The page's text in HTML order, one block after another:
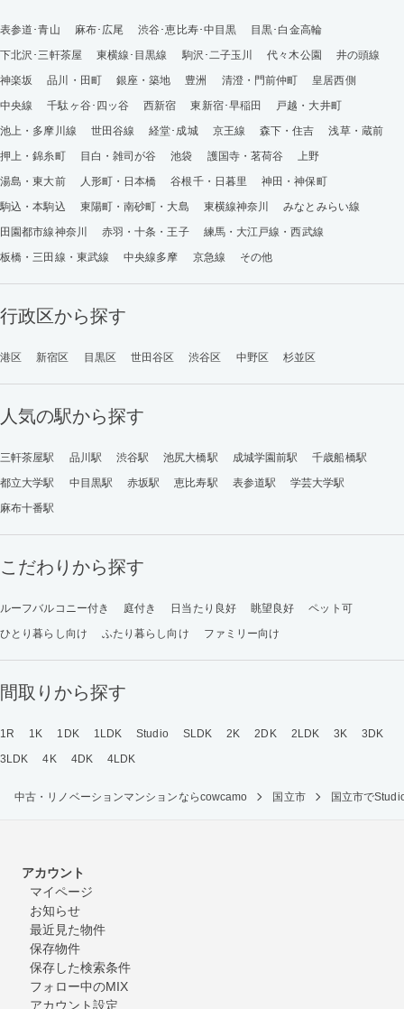
表参道･青山 麻布･広尾 渋谷･恵比寿･中目黒
目黒･白金高輪
下北沢･三軒茶屋
東横線･目黒線 駒沢･二子玉川 代々木公園
井の頭線
神楽坂
品川・田町 銀座・築地 豊洲 清澄・門前仲町
皇居西側
中央線
千駄ヶ谷･四ッ谷 西新宿 東新宿･早稲田
戸越・大井町
池上・多摩川線
世田谷線 経堂･成城 京王線 森下・住吉
浅草・蔵前
押上・錦糸町
目白・雑司が谷 池袋 護国寺・茗荷谷
上野
湯島・東大前
人形町・日本橋 谷根千・日暮里
神田・神保町
駒込・本駒込
東陽町・南砂町・大島 東横線神奈川
みなとみらい線
田園都市線神奈川
赤羽・十条・王子
練馬・大江戸線・西武線
板橋・三田線・東武線
中央線多摩 京急線 その他
行政区から探す
港区 新宿区 目黒区 世田谷区 渋谷区 中野区 杉並区
人気の駅から探す
三軒茶屋駅 品川駅 渋谷駅 池尻大橋駅 成城学園前駅
千歳船橋駅
都立大学駅
中目黒駅 赤坂駅 恵比寿駅 表参道駅
学芸大学駅
麻布十番駅
こだわりから探す
ルーフバルコニー付き 庭付き 日当たり良好 眺望良好
ペット可
ひとり暮らし向け
ふたり暮らし向け ファミリー向け
間取りから探す
1R 1K 1DK 1LDK Studio SLDK 2K 2DK 2LDK 3K
3DK
3LDK
4K 4DK 4LDK
中古・リノベーションマンションならcowcamo 国立市 国立市で
アカウント
マイページ
お知らせ
最近見た物件
保存物件
保存した検索条件
フォロー中のMIX
アカウント設定